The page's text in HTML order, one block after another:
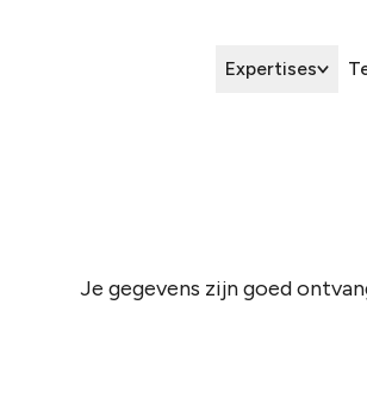
Expertises
Je gegevens zijn goed